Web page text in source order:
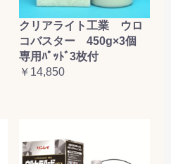
クリアライト工業 ウロ
コバスター 450g×3個
専用ﾊﾟｯﾄﾞ3枚付
￥14,850